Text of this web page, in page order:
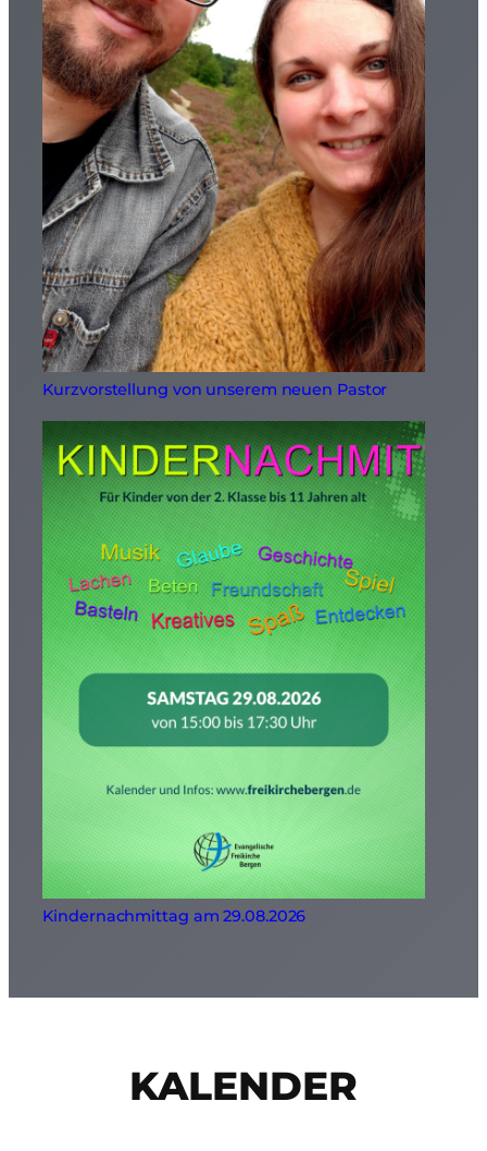
Kurzvorstellung von unserem neuen Pastor
Kindernachmittag am 29.08.2026
KALENDER